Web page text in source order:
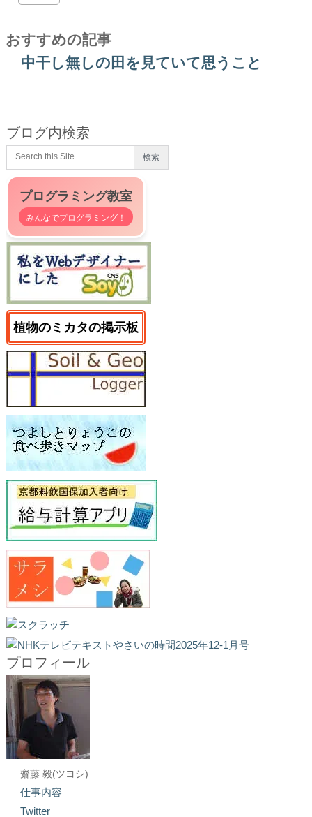
おすすめの記事
中干し無しの田を見ていて思うこと
ブログ内検索
プログラミング教室
みんなでプログラミング！
植物のミカタの掲示板
プロフィール
齋藤 毅(ツヨシ)
仕事内容
Twitter